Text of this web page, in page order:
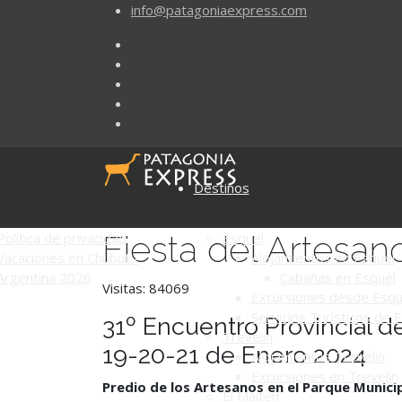
info@patagoniaexpress.com
de privacidad
en Chubut -
Destinos
Esquel
Alojamientos en Esquel
Servicios Turísticos de
Trevelin
Alojamientos Trevelin
El Maitén
Fiesta del
Visitas: 84069
31º Encuentro Provincial
19-20-21 de Enero 2024
Predio de los Artesanos en el Parque